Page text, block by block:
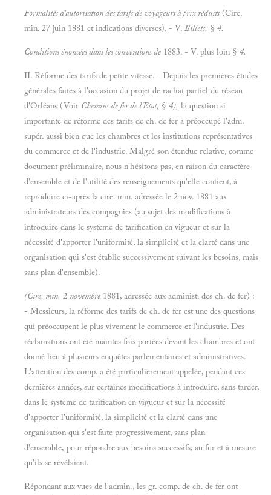
Formalités d'autorisation des tarifs de voyageurs à prix réduits (Cire.
min. 27 juin 1881 et indications diverses). - V. Billets, § 4.
Conditions énoncées dans les conventions de 1883. - V. plus loin § 4.
II. Réforme des tarifs de petite vitesse. - Depuis les premières études
générales faites à l'occasion du projet de rachat partiel du réseau
d'Orléans (Voir Chemins de fer de l'Etat, § 4), la question si
importante de réforme des tarifs de ch. de fer a préoccupé l'adm.
supér. aussi bien que les chambres et les institutions représentatives
du commerce et de l'industrie. Malgré son étendue relative, comme
document préliminaire, nous n'hésitons pas, en raison du caractère
d'ensemble et de l'utilité des renseignements qu'elle contient, à
reproduire ci-après la cire. min. adressée le 2 nov. 1881 aux
administrateurs des compagnies (au sujet des modifications à
introduire dans le système de tarification en vigueur et sur la
nécessité d'apporter l'uniformité, la simplicité et la clarté dans une
organisation qui s'est établie successivement suivant les besoins, mais
sans plan d'ensemble).
(Cire. min. 2 novembre 1881, adressée aux administ. des ch. de fer) :
- Messieurs, la réforme des tarifs de ch. de fer est une des questions
qui préoccupent le plus vivement le commerce et l'industrie. Des
réclamations ont été maintes fois portées devant les chambres et ont
donné lieu à plusieurs enquêtes parlementaires et administratives.
L'attention des comp. a été particulièrement appelée, pendant ces
dernières années, sur certaines modifications à introduire, sans tarder,
dans le système de tarification en vigueur et sur la nécessité
d'apporter l'uniformité, la simplicité et la clarté dans une
organisation qui s'est faite progressivement, sans plan
d'ensemble, pour répondre aux besoins successifs, au fur et à mesure
qu'ils se révélaient.
Répondant aux vues de l'admin., les gr. comp. de ch. de fer ont